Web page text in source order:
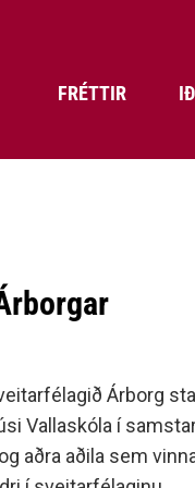
FRÉTTIR
Árborg
Vallaskóla í
aðra aðila sem